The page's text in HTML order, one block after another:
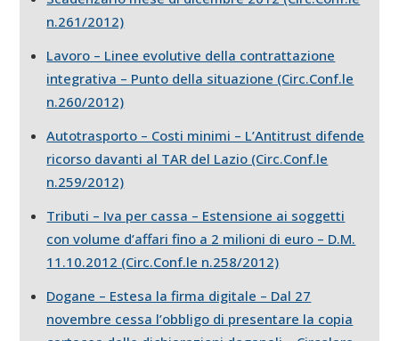
n.261/2012)
Lavoro – Linee evolutive della contrattazione
integrativa – Punto della situazione (Circ.Conf.le
n.260/2012)
Autotrasporto – Costi minimi – L’Antitrust difende
ricorso davanti al TAR del Lazio (Circ.Conf.le
n.259/2012)
Tributi – Iva per cassa – Estensione ai soggetti
con volume d’affari fino a 2 milioni di euro – D.M.
11.10.2012 (Circ.Conf.le n.258/2012)
Dogane – Estesa la firma digitale – Dal 27
novembre cessa l’obbligo di presentare la copia